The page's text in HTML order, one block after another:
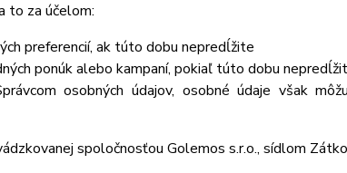
to za účelom:
preferencií, ak túto dobu nepredĺžite
ponúk alebo kampaní, pokiaľ túto dobu
osobných údajov, osobné údaje však
spoločnosťou Golemos s.r.o., sídlom